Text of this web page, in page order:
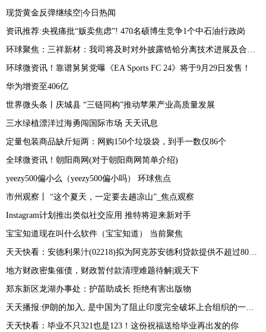
现货黄金反弹继续空|今日热闻
资讯推荐:央视痛批“贩卖焦虑”! 470名硕博生竞争1个中石油行政岗
环球聚焦：三祥新材：我司将及时对外披露锆铪分离技术进展及合作情况
环球微资讯！靠谱舅舅党曝《EA Sports FC 24》将于9月29日发售！
华为增资至406亿
世界微头条丨庆城县 “三链同构”推动苹果产业高质量发展
三水绿植漂洋过海勇闯国际市场 天天讯息
定量包装商品缺斤短两：网购150个垃圾袋，到手一数仅86个
全球微资讯！朝阳商网(对于朝阳商网简单介绍)
yeezy500偏小么（yeezy500偏小吗） 环球焦点
市州观察丨 “这个夏天，一定要去趟凉山”_焦点观察
Instagram计划推出类似社交应用 推特将迎来新对手
宝宝知道现在叫什么软件（宝宝知道） 当前聚焦
天天快看：安德利果汁(02218)拟为阿克苏安德利贷款提供不超过8000万元的连带责任保证担保
地方财政密集催债，财政暂付款清理难题待解|观天下
郑东新区龙湖办事处：护苗助成长 拒绝有害出版物
天天播报:伊朗的加入, 是中国为了阻止印度完全破坏上合组织的一次努力!
天天快看：毕业不只321也是123！这份祝福送给毕业再出发的你